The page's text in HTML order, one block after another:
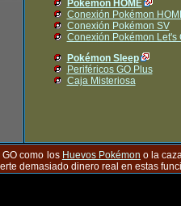
Pokémon HOME
Conexión Pokémon
Conexión Pokémon SV
Conexión Pokémon Let's
Pokémon Sleep
Periféricos GO Plus
Caja Misteriosa
como los Huevos Pokémon o la
demasiado dinero real en estas